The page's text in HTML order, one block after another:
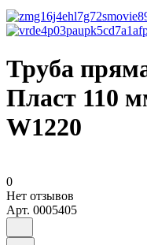
Труба
Пласт 110
W1220
0
Нет отзывов
Арт. 0005405